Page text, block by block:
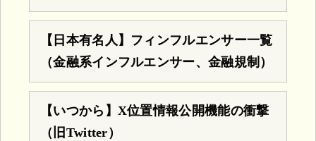
【日本有名人】フィンフルエンサー一覧
（金融系インフルエンサー、金融規制）
【いつから】X位置情報公開機能の衝撃
（旧Twitter）